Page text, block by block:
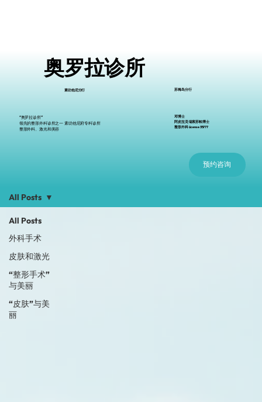
素叻他尼分行 苏梅岛分行
邓博士
阿皮拉克·翁索苏帕博士
整形外科 License 35777
奥罗拉诊所
预约咨询
“奥罗拉诊所”
领先的整形外科诊所之一 素叻他尼府专科诊所
整形外科、激光和美容
All Posts
外科手术
皮肤和激光
“整形手术”
与美丽
“皮肤”与美
丽
All Posts